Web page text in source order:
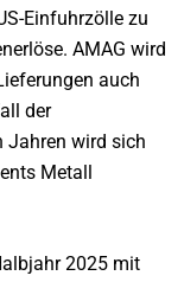
Einfuhrzölle zu
AMAG wird
auch
der
Jahren wird sich
Metall
2025 mit